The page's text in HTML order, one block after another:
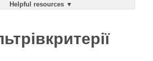
Helpful resources ▼